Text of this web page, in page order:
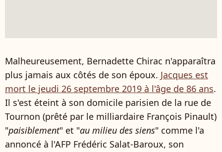
Malheureusement, Bernadette Chirac n'apparaîtra
plus jamais aux côtés de son époux. Jacques est
mort le jeudi 26 septembre 2019 à l'âge de 86 ans.
Il s'est éteint à son domicile parisien de la rue de
Tournon (prêté par le milliardaire François Pinault)
"paisiblement" et "au milieu des siens" comme l'a
annoncé à l'AFP Frédéric Salat-Baroux, son